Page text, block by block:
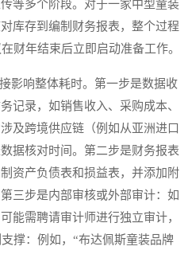
等多个阶段。对于一家中型童装
库存到编制财务报表，整个过程
财年结束后立即启动准备工作。
响整体耗时。第一步是数据收
记录，如销售收入、采购成本、
及跨境供应链（例如从亚洲进口
据核对时间。第二步是财务报表
资产负债表和损益表，并添加附
三步是内部审核或外部审计：如
能需聘请审计师进行独立审计，
撑：例如，“布达佩斯童装品牌